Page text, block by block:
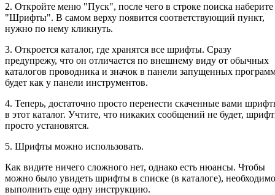
2. Откройте меню "Пуск", после чего в строке поиска наберите
"Шрифты". В самом верху появится соответствующий пункт,
нужно по нему кликнуть.
3. Откроется каталог, где хранятся все шрифты. Сразу
предупрежу, что он отличается по внешнему виду от обычных
каталогов проводника и значок в панели запущенных
будет как у панели инструментов.
4. Теперь, достаточно просто перенести скаченные вами
в этот каталог. Учтите, что никаких сообщений не будет,
просто установятся.
5. Шрифты можно использовать.
Как видите ничего сложного нет, однако есть нюансы. Чтобы
можно было увидеть шрифты в списке (в каталоге), необходимо
выполнить еще одну инструкцию.